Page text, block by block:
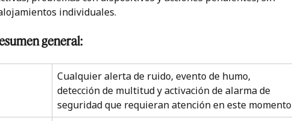
individuales.
general:
Cualquier alerta de ruido, evento de humo,
detección de multitud y activación de alarma de
seguridad que requieran atención en este momento